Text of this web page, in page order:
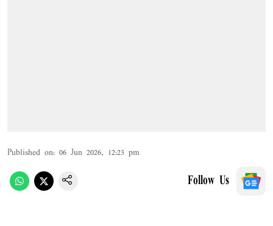
Published on: 06 Jun 2026, 12:23 pm
Follow Us